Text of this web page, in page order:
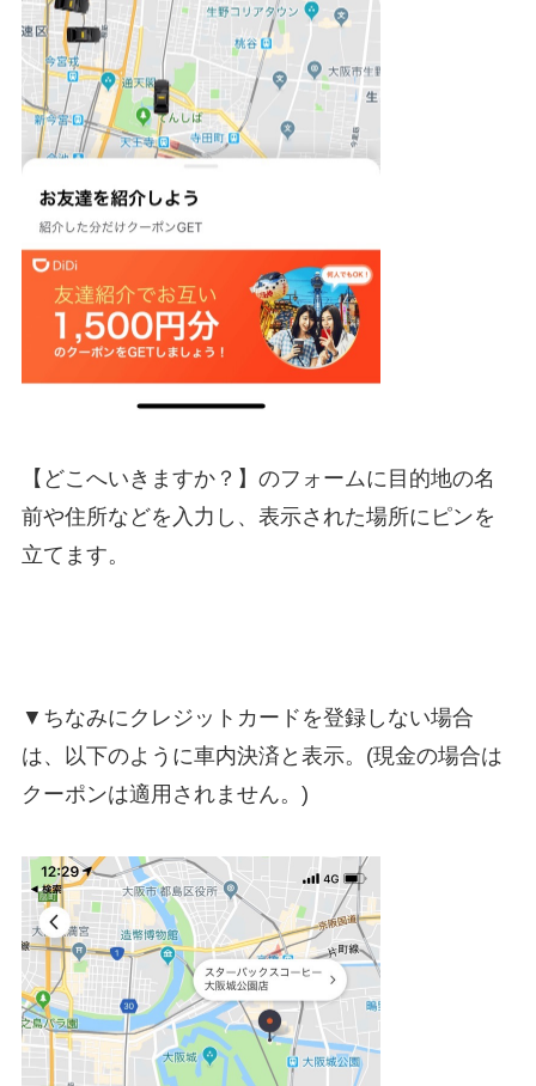
【どこへいきますか？】のフォームに目的地の名
前や住所などを入力し、表示された場所にピンを
立てます。
▼ちなみにクレジットカードを登録しない場合
は、以下のように車内決済と表示。(現金の場合は
クーポンは適用されません。)